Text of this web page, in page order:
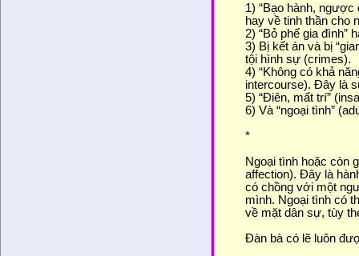
1) “Bạo hành,
hay về tinh thần cho
2) “Bỏ phế gia đình”
3) Bị kết án và bị
tội hình sự (crimes).
4) “Không có khả
intercourse). Đây là
5) “Điên, mất trí”
6) Và “ngoại tình”
*
Ngoại tình hoặc còn
affection). Đây là
có chồng với một
mình. Ngoại tình có
về mặt dân sự, tùy
Đàn bà có lẽ luôn